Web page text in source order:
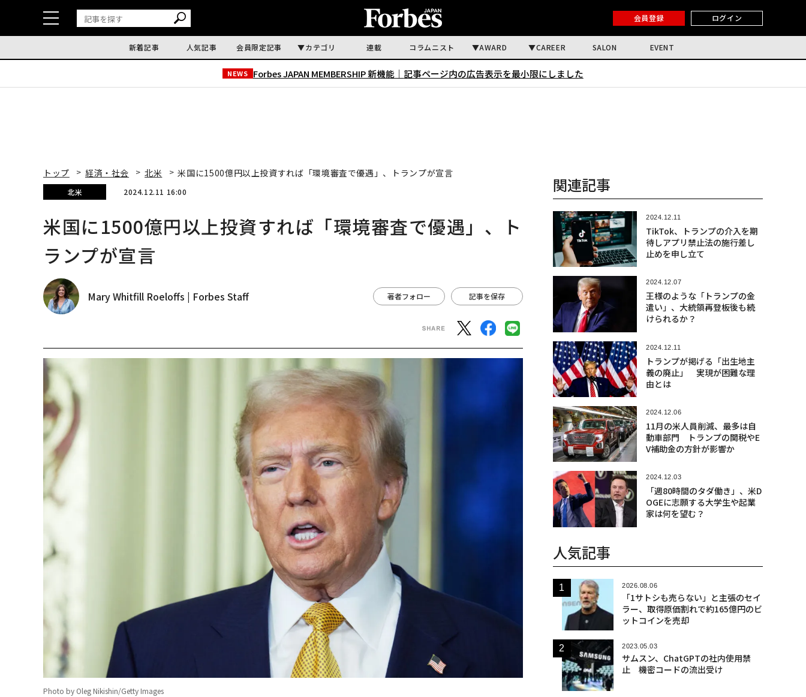
会員登録 ログイン
新着記事 人気記事 会員限定記事 カテゴリ 連載 コラムニスト AWARD CAREER SALON EVENT
NEWS Forbes JAPAN MEMBERSHIP 新機能｜ 記事ページ内の広告表示を最小限にしました
トップ 経済・社会 北米 米国に1500億円以上投資すれば「環境審査で優遇」、トランプが宣言
北米 2024.12.11 16:00
米国に1500億円以上投資すれば「環境審査で優遇」、ト
ランプが宣言
Mary Whitfill Roeloffs | Forbes Staff 著者フォロー 記事を保存
Photo by Oleg Nikishin/Getty Images
関連記事
2024.12.11
TikTok、トランプの介入を期
待しアプリ禁止法の施行差し
止めを申し立て
2024.12.07
王様のような「トランプの金
遣い」、大統領再登板後も続
けられるか？
2024.12.11
トランプが掲げる「出生地主
義の廃止」 実現が困難な理
由とは
2024.12.06
11月の米人員削減、最多は自
動車部門 トランプの関税やE
V補助金の方針が影響か
2024.12.03
「週80時間のタダ働き」、米D
OGEに志願する大学生や起業
家は何を望む？
人気記事
2026.08.06
「1サトシも売らない」と主張のセイ
ラー、取得原価割れで約165億円のビ
ットコインを売却
2023.05.03
サムスン、ChatGPTの社内使用禁
止 機密コードの流出受け